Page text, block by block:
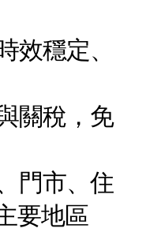
效穩定、
關稅，免
門市、住
要地區